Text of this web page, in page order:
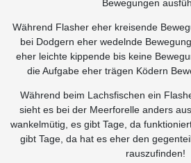
Bewegungen
Während Flasher eher kreisende
bei Dodgern eher wedelnde
eher leichte kippende bis keine
die Aufgabe eher trägen Ködern
Während beim Lachsfischen ein
sieht es bei der Meerforelle anders
wankelmütig, es gibt Tage, da
gibt Tage, da hat es eher den
rauszufinden!